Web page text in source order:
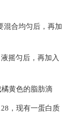
混合均匀后，再加
摇匀后，再加入
黄色的脂肪滴
，现有一蛋白质